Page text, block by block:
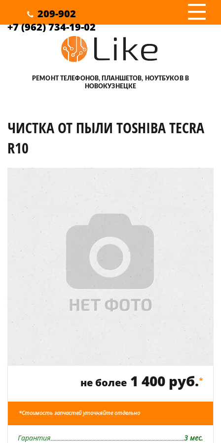
209-902
+7 (962) 734-19-02
III
РЕМОНТ ТЕЛЕФОНОВ, ПЛАНШЕТОВ, НОУТБУКОВ В
НОВОКУЗНЕЦКЕ
ЧИСТКА ОТ ПЫЛИ TOSHIBA TECRA
R10
не более 1 400 руб.*
*Стоимость запчастей уточняйте отдельно
Гарантия 3 мес.